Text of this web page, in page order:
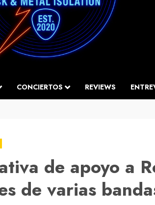
CONCIERTOS REVIEWS
de apoyo a
de varias